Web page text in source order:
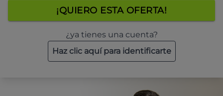
¡QUIERO ESTA OFERTA!
¿ya tienes una cuenta?
Haz clic aquí para identificarte